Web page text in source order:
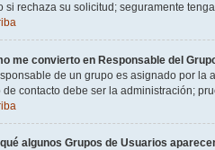
si rechaza su solicitud; seguramente
me convierto en Responsable del
de un grupo es asignado por la
de contacto debe ser la administración;
algunos Grupos de Usuarios